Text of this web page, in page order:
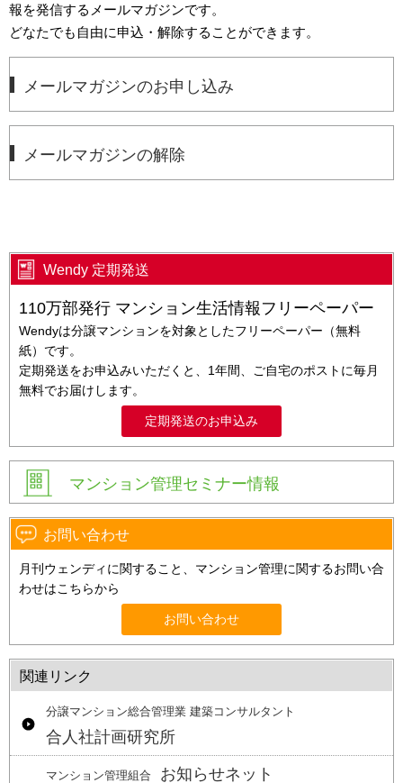
報を発信するメールマガジンです。
どなたでも自由に申込・解除することができます。
メールマガジンのお申し込み
メールマガジンの解除
Wendy 定期発送
110万部発行 マンション生活情報フリーペーパー
Wendyは分譲マンションを対象としたフリーペーパー（無料
紙）です。
定期発送をお申込みいただくと、1年間、ご自宅のポストに毎月
無料でお届けします。
定期発送のお申込み
マンション管理セミナー情報
お問い合わせ
月刊ウェンディに関すること、マンション管理に関するお問い合
わせはこちらから
お問い合わせ
関連リンク
分譲マンション総合管理業 建築コンサルタント
合人社計画研究所
マンション管理組合 お知らせネット